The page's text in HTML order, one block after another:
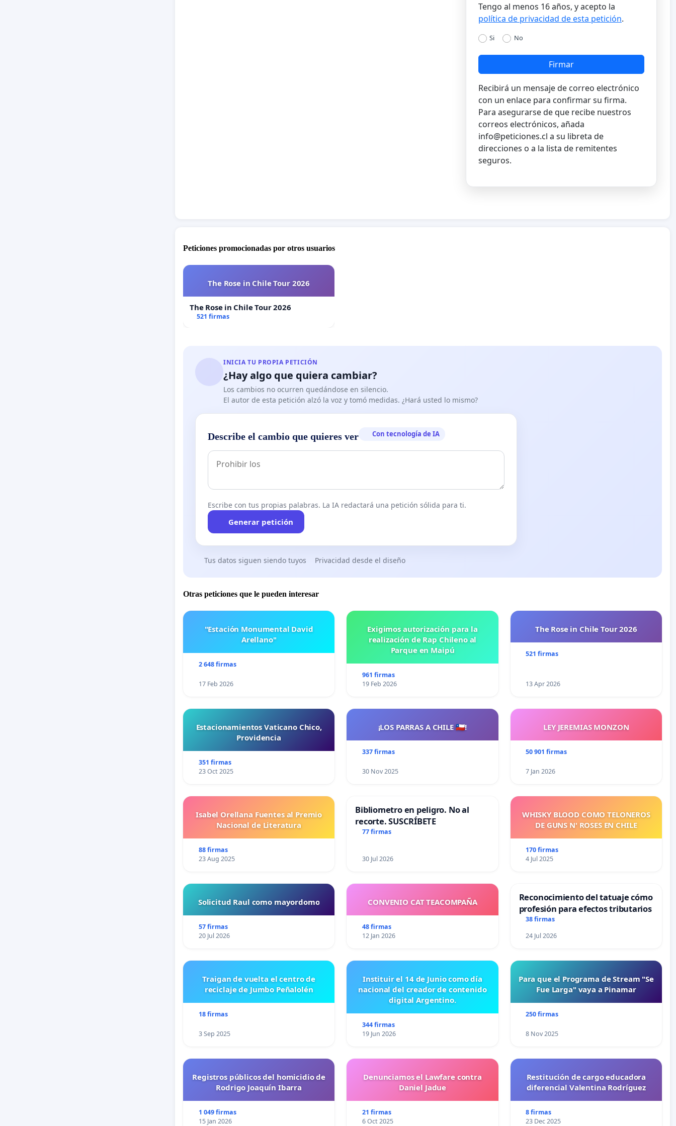
Tengo al menos 16 años, y acepto la
política de privacidad de esta petición.
Si No
Firmar
Recibirá un mensaje de correo electrónico
con un enlace para confirmar su firma.
Para asegurarse de que recibe nuestros
correos electrónicos, añada
info@peticiones.cl a su libreta de
direcciones o a la lista de remitentes
seguros.
Peticiones promocionadas por otros usuarios
The Rose in Chile Tour 2026
The Rose in Chile Tour 2026
521 firmas
INICIA TU PROPIA PETICIÓN
¿Hay algo que quiera cambiar?
Los cambios no ocurren quedándose en silencio.
El autor de esta petición alzó la voz y tomó medidas. ¿Hará usted lo mismo?
Describe el cambio que quieres ver Con tecnología de IA
Escribe con tus propias palabras. La IA redactará una petición sólida para ti.
Generar petición
Tus datos siguen siendo tuyos Privacidad desde el diseño
Otras peticiones que le pueden interesar
"Estación Monumental David
Arellano"
2 648 firmas
17 Feb 2026
Exigimos autorización para la
realización de Rap Chileno al
Parque en Maipú
961 firmas
19 Feb 2026
The Rose in Chile Tour 2026
521 firmas
13 Apr 2026
Estacionamientos Vaticano Chico,
Providencia
351 firmas
23 Oct 2025
¡LOS PARRAS A CHILE 🇨🇱!
337 firmas
30 Nov 2025
LEY JEREMIAS MONZON
50 901 firmas
7 Jan 2026
Isabel Orellana Fuentes al Premio
Nacional de Literatura
88 firmas
23 Aug 2025
Bibliometro en peligro. No al
recorte. SUSCRÍBETE
77 firmas
30 Jul 2026
WHISKY BLOOD COMO TELONEROS
DE GUNS N' ROSES EN CHILE
170 firmas
4 Jul 2025
Solicitud Raul como mayordomo
57 firmas
20 Jul 2026
CONVENIO CAT TEACOMPAÑA
48 firmas
12 Jan 2026
Reconocimiento del tatuaje cómo
profesión para efectos tributarios
38 firmas
24 Jul 2026
Traigan de vuelta el centro de
reciclaje de Jumbo Peñalolén
18 firmas
3 Sep 2025
Instituir el 14 de Junio como día
nacional del creador de contenido
digital Argentino.
344 firmas
19 Jun 2026
Para que el Programa de Stream "Se
Fue Larga" vaya a Pinamar
250 firmas
8 Nov 2025
Registros públicos del homicidio de
Rodrigo Joaquín Ibarra
1 049 firmas
15 Jan 2026
Denunciamos el Lawfare contra
Daniel Jadue
21 firmas
6 Oct 2025
Restitución de cargo educadora
diferencial Valentina Rodríguez
8 firmas
23 Dec 2025